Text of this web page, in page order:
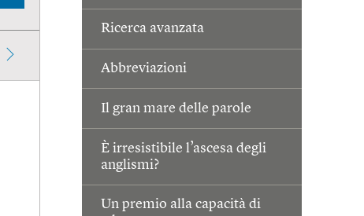
Ricerca avanzata
Abbreviazioni
Il gran mare delle parole
È irresistibile l’ascesa degli
anglismi?
Un premio alla capacità di